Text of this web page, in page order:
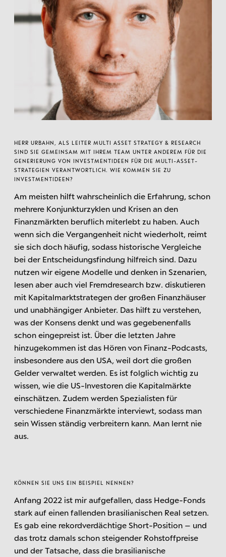
HERR URBAHN, ALS LEITER MULTI ASSET STRATEGY & RESEARCH
SIND SIE GEMEINSAM MIT IHREM TEAM UNTER ANDEREM FÜR DIE
GENERIERUNG VON INVESTMENTIDEEN FÜR DIE MULTI-ASSET-
STRATEGIEN VERANTWORTLICH. WIE KOMMEN SIE ZU
INVESTMENTIDEEN?
Am meisten hilft wahrscheinlich die Erfahrung, schon
mehrere Konjunkturzyklen und Krisen an den
Finanzmärkten beruflich miterlebt zu haben. Auch
wenn sich die Vergangenheit nicht wiederholt, reimt
sie sich doch häufig, sodass historische Vergleiche
bei der Entscheidungsfindung hilfreich sind. Dazu
nutzen wir eigene Modelle und denken in Szenarien,
lesen aber auch viel Fremdresearch bzw. diskutieren
mit Kapitalmarktstrategen der großen Finanzhäuser
und unabhängiger Anbieter. Das hilft zu verstehen,
was der Konsens denkt und was gegebenenfalls
schon eingepreist ist. Über die letzten Jahre
hinzugekommen ist das Hören von Finanz-Podcasts,
insbesondere aus den USA, weil dort die großen
Gelder verwaltet werden. Es ist folglich wichtig zu
wissen, wie die US-Investoren die Kapitalmärkte
einschätzen. Zudem werden Spezialisten für
verschiedene Finanzmärkte interviewt, sodass man
sein Wissen ständig verbreitern kann. Man lernt nie
aus.
KÖNNEN SIE UNS EIN BEISPIEL NENNEN?
Anfang 2022 ist mir aufgefallen, dass Hedge-Fonds
stark auf einen fallenden brasilianischen Real setzen.
Es gab eine rekordverdächtige Short-Position – und
das trotz damals schon steigender Rohstoffpreise
und der Tatsache, dass die brasilianische